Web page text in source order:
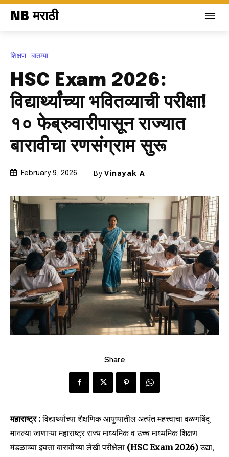
NB मराठी
शिक्षण बातम्या
HSC Exam 2026:
विद्यार्थ्यांच्या भवितव्याची परीक्षा!
१० फेब्रुवारीपासून राज्यात
बारावीचा रणसंग्राम सुरू
February 9, 2026 By Vinayak A
Share
महाराष्ट्र :विद्यार्थ्यांच्या शैक्षणिक आयुष्यातील अत्यंत महत्त्वाचा वळणबिंदू
मानल्या जाणाऱ्या महाराष्ट्र राज्य माध्यमिक व उच्च माध्यमिक शिक्षण
मंडळाच्या इयत्ता बारावीच्या लेखी परीक्षेला (HSC Exam 2026)उद्या,